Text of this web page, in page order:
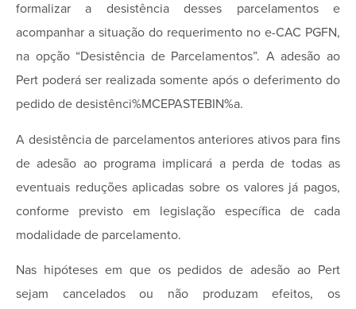
formalizar a desistência desses parcelamentos e
acompanhar a situação do requerimento no e-CAC PGFN,
na opção “Desistência de Parcelamentos”. A adesão ao
Pert poderá ser realizada somente após o deferimento do
pedido de desistênci%MCEPASTEBIN%a.
A desistência de parcelamentos anteriores ativos para fins
de adesão ao programa implicará a perda de todas as
eventuais reduções aplicadas sobre os valores já pagos,
conforme previsto em legislação específica de cada
modalidade de parcelamento.
Nas hipóteses em que os pedidos de adesão ao Pert
sejam cancelados ou não produzam efeitos, os